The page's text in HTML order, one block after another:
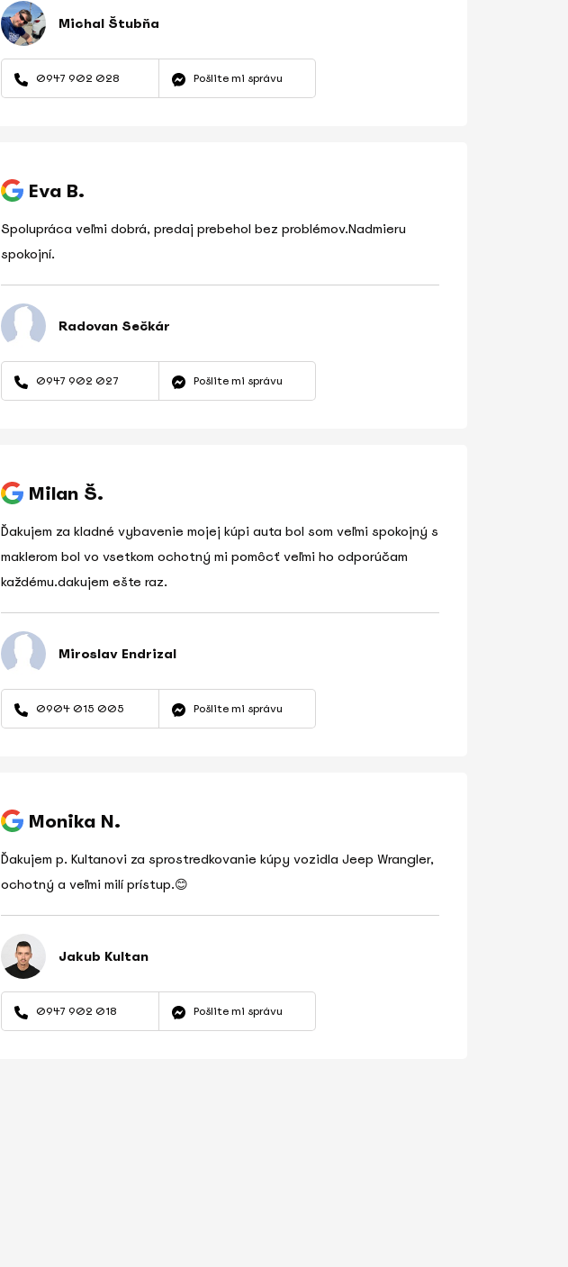
Michal Štubňa
0947 902 028 Pošlite mi správu
Eva B.
Spolupráca veľmi dobrá, predaj prebehol bez problémov.Nadmieru
spokojní.
Radovan Sečkár
0947 902 027 Pošlite mi správu
Milan Š.
Ďakujem za kladné vybavenie mojej kúpi auta bol som veľmi spokojný s
maklerom bol vo vsetkom ochotný mi pomôcť veľmi ho odporúčam
každému.dakujem ešte raz.
Miroslav Endrizal
0904 015 005 Pošlite mi správu
Monika N.
Ďakujem p. Kultanovi za sprostredkovanie kúpy vozidla Jeep Wrangler,
ochotný a veľmi milí prístup.😊
Jakub Kultan
0947 902 018 Pošlite mi správu